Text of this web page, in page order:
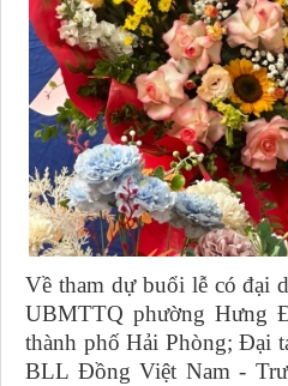
Về tham dự buổi lễ có đại
UBMTTQ phường Hưng
thành phố Hải Phòng; Đại
BLL Đồng Việt Nam -